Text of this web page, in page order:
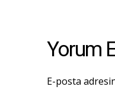
Yorum
E-posta